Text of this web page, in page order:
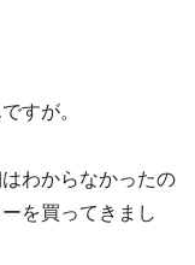
すが。
わからなかったの
を買ってきまし